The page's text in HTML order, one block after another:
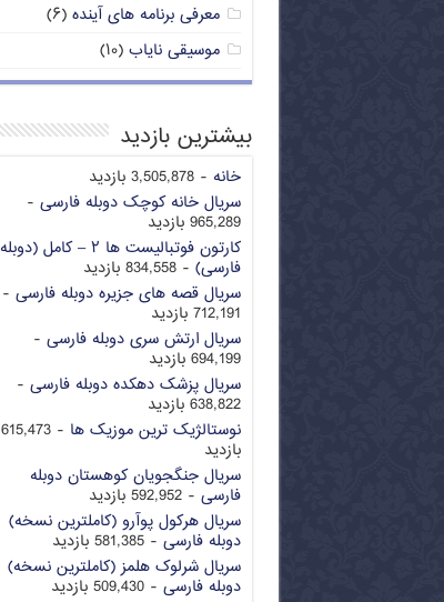
معرفی برنامه های آینده (۶)
موسیقی نایاب (۱۰)
بیشترین بازدید
خانه - 3,505,878 بازدید
سریال خانه کوچک دوبله فارسی -
965,289 بازدید
کارتون فوتبالیست ها ۲ – کامل (دوبله
فارسی) - 834,558 بازدید
سریال قصه های جزیره دوبله فارسی -
712,191 بازدید
سریال ارتش سری دوبله فارسی -
694,199 بازدید
سریال پزشک دهکده دوبله فارسی -
638,822 بازدید
نوستالژیک ترین موزیک ها
- 615,473
بازدید
سریال جنگجویان کوهستان دوبله
فارسی - 592,952 بازدید
سریال هرکول پوآرو (کاملترین نسخه)
دوبله فارسی - 581,385 بازدید
سریال شرلوک هلمز (کاملترین نسخه)
دوبله فارسی - 509,430 بازدید